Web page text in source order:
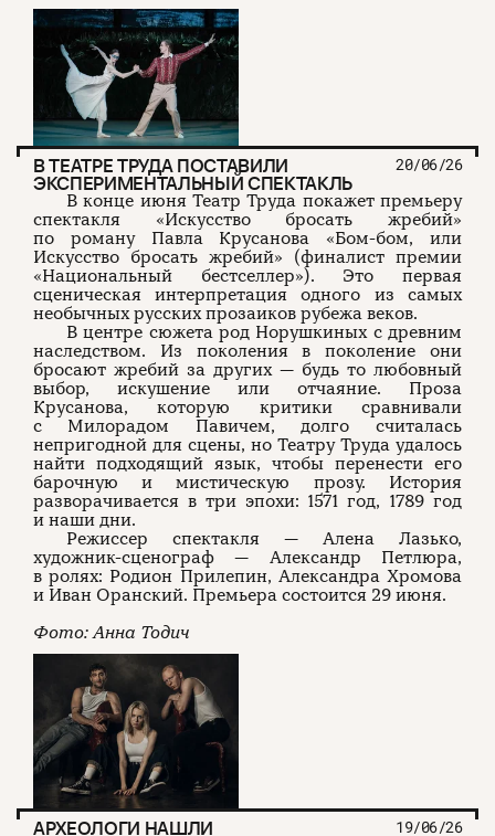
В ТЕАТРЕ ТРУДА ПОСТАВИЛИ
ЭКСПЕРИМЕНТАЛЬНЫЙ СПЕКТАКЛЬ
20/06/26
В конце июня Театр Труда покажет премьеру
спектакля «Искусство бросать жребий»
по роману Павла Крусанова «Бом-бом, или
Искусство бросать жребий» (финалист премии
«Национальный бестселлер»). Это первая
сценическая интерпретация одного из самых
необычных русских прозаиков рубежа веков.
В центре сюжета род Норушкиных с древним
наследством. Из поколения в поколение они
бросают жребий за других — будь то любовный
выбор, искушение или отчаяние. Проза
Крусанова, которую критики сравнивали
с Милорадом Павичем, долго считалась
непригодной для сцены, но Театру Труда удалось
найти подходящий язык, чтобы перенести его
барочную и мистическую прозу. История
разворачивается в три эпохи: 1571 год, 1789 год
и наши дни.
Режиссер спектакля — Алена Лазько,
художник-сценограф — Александр Петлюра,
в ролях: Родион Прилепин, Александра Хромова
и Иван Оранский. Премьера состоится 29 июня.
Фото: Анна Тодич
АРХЕОЛОГИ НАШЛИ 19/06/26